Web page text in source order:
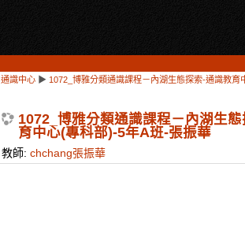
通識中心 ▶ 1072_博雅分類通識課程－內湖生態探索-通識教育
1072_博雅分類通識課程－內湖生
育中心(專科部)-5年A班-張振華
教師: chchang張振華